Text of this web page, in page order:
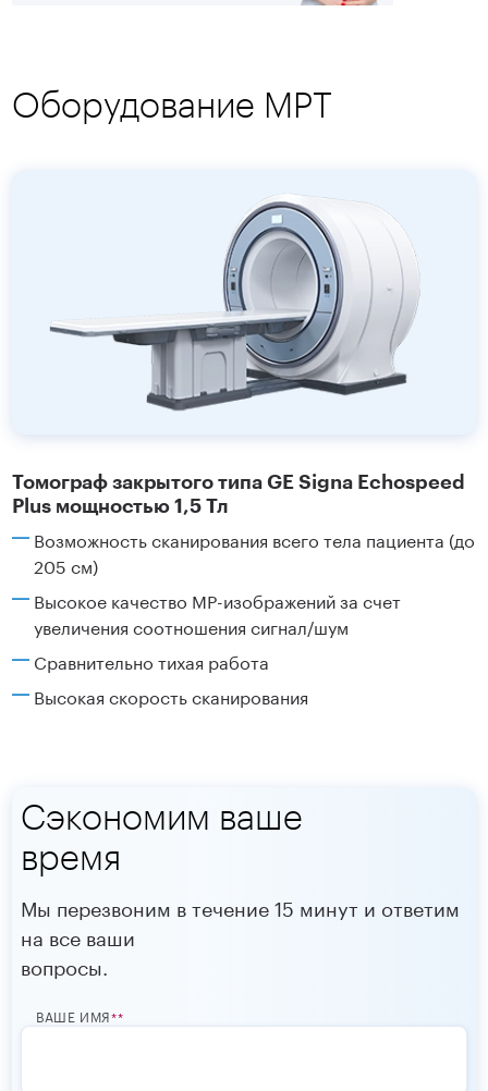
Оборудование МРТ
Томограф закрытого типа GE Signa Echospeed
Plus мощностью 1,5 Тл
Возможность сканирования всего тела пациента (до
205 см)
Высокое качество МР-изображений за счет
увеличения соотношения сигнал/шум
Сравнительно тихая работа
Высокая скорость сканирования
Сэкономим ваше
время
Мы перезвоним в течение 15 минут и ответим
на все ваши
вопросы.
ВАШЕ ИМЯ*